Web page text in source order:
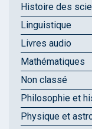
Histoire des
Linguistique
Livres audio
Mathématiques
Non classé
Philosophie et
Physique et